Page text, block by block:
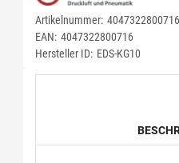
Artikelnummer: 4047322800716
EAN: 4047322800716
Hersteller ID: EDS-KG10